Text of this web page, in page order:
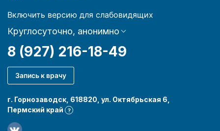
Включить версию для слабовидящих
Круглосуточно, анонимно
8 (927) 216-18-49
Запись к врачу
г. Горнозаводск, 618820, ул. Октябрьская 6,
Пермский край
?